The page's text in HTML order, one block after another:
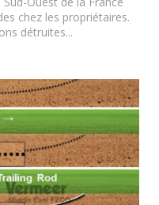
chez les propriétaires.
détruites...